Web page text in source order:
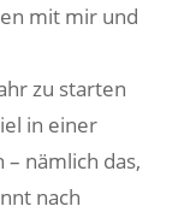
mit mir und
zu starten
in einer
nämlich das,
nach